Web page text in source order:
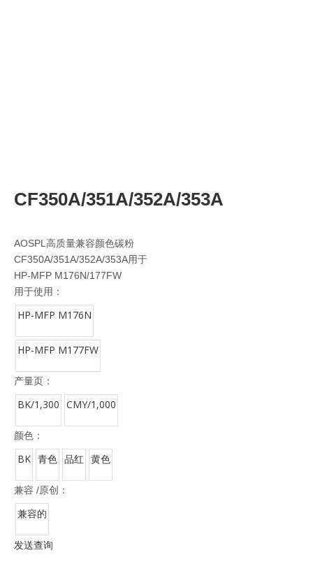
CF350A/351A/352A/353A
AOSPL高质量兼容颜色碳粉
CF350A/351A/352A/353A用于
HP-MFP M176N/177FW
用于使用：
HP-MFP M176N
HP-MFP M177FW
产量页：
BK/1,300 CMY/1,000
颜色：
BK 青色 品红 黄色
兼容 /原创：
兼容的
发送查询